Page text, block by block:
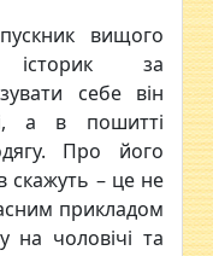
вищого
історик за
себе він
а в пошитті
Про його
скажуть – це не
прикладом
на чоловічі та